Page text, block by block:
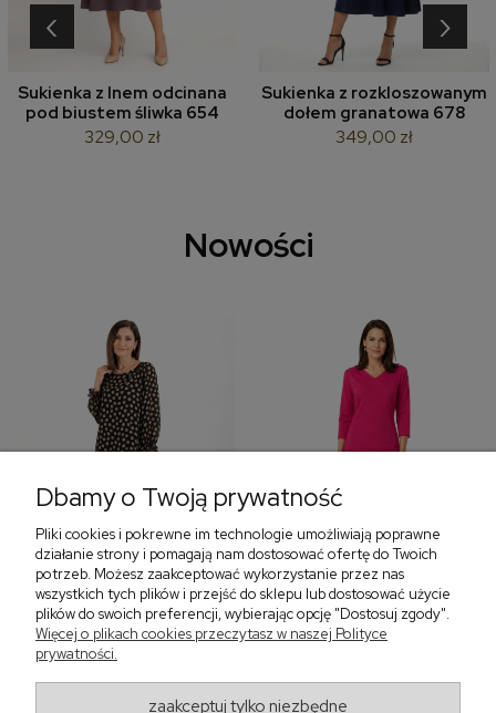
Sukienka z lnem odcinana
pod biustem śliwka 654
329,00 zł
Sukienka z rozkloszowanym
dołem granatowa 678
349,00 zł
‹ ›
Nowości
Sukienka z falbaną i
bufiastym rękawem w
Sukienka z dekoltem w
299,00 zł
‹
Dbamy o Twoją prywatność
Pliki cookies i pokrewne im technologie umożliwiają poprawne
działanie strony i pomagają nam dostosować ofertę do Twoich
potrzeb. Możesz zaakceptować wykorzystanie przez nas
wszystkich tych plików i przejść do sklepu lub dostosować użycie
plików do swoich preferencji, wybierając opcję "Dostosuj zgody".
Więcej o plikach cookies przeczytasz w naszej Polityce
prywatności.
zaakceptuj tylko niezbędne